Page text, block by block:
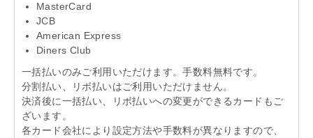
MasterCard
JCB
American Express
Diners Club
一括払いのみご利用いただけます。手数料無料です。
分割払い、リボ払いはご利用いただけません。
決済後に一括払い、リボ払いへの変更ができるカードもご
ざいます。
各カード会社により設定方法や手数料が異なりますので、